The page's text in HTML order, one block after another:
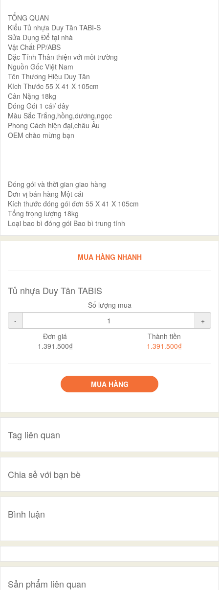
TỔNG QUAN
Kiểu Tủ nhựa Duy Tân TABI-S
Sửa Dụng Để tại nhà
Vật Chất PP/ABS
Đặc Tính Thân thiện với môi trường
Nguồn Gốc Việt Nam
Tên Thương Hiệu Duy Tân
Kích Thước 55 X 41 X 105cm
Cân Nặng 18kg
Đóng Gói 1 cái/ dây
Màu Sắc Trắng,hồng,dương,ngọc
Phong Cách hiện đại,châu Âu
OEM chào mừng bạn
Đóng gói và thời gian giao hàng
Đơn vị bán hàng Một cái
Kích thước đóng gói đơn 55 X 41 X 105cm
Tổng trọng lượng 18kg
Loại bao bì đóng gói Bao bì trung tính
MUA HÀNG NHANH
Tủ nhựa Duy Tân TABIS
Số lượng mua
-
+
Đơn giá
1.391.500₫
Thành tiền
1.391.500₫
MUA HÀNG
Tag liên quan
Chia sẻ với bạn bè
Bình luận
Sản phẩm liên quan